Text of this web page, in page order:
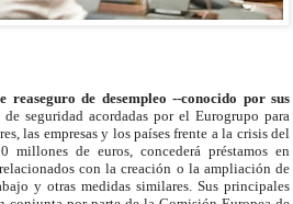
reaseguro de desempleo --conocido por sus
seguridad acordadas por el Eurogrupo para
las empresas y los países frente a la crisis del
de euros, concederá préstamos en
con la creación o la ampliación de
y otras medidas similares. Sus principales